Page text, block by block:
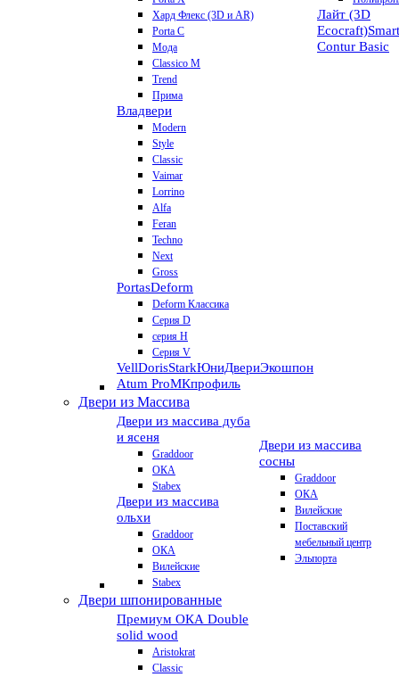
Хард Флекс (3D и AR)
Porta C
Мода
Classico M
Trend
Прима
Владвери
Modern
Style
Classic
Vaimar
Lorrino
Alfa
Feran
Techno
Next
Gross
PortasDeform
Deform Классика
Серия D
серия H
Серия V
VellDorisStarkЮниДвериЭкошпон
Atum ProМКпрофиль
Лайт (3D
Ecocraft)Smart
Contur Basic
Двери из Массива
Двери из массива дуба
и ясеня
Graddoor
ОКА
Stabex
Двери из массива
ольхи
Graddoor
ОКА
Вилейские
Stabex
Двери из массива
сосны
Graddoor
ОКА
Вилейские
Поставский
мебельный центр
Эльпорта
Двери шпонированные
Премиум ОКА Double
solid wood
Aristokrat
Classic